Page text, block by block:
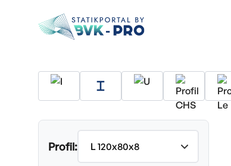
Profil: